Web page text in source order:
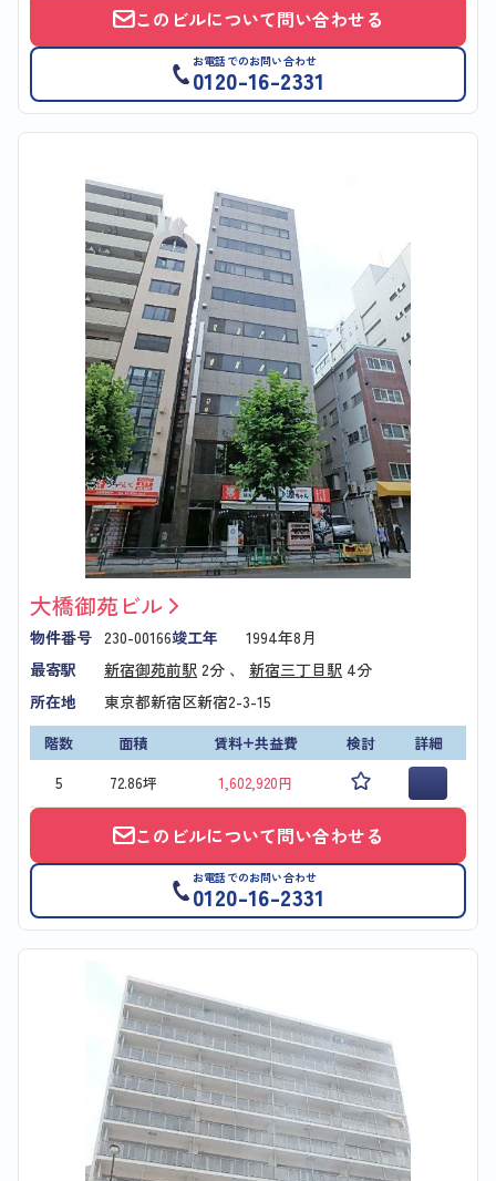
このビルについて問い合わせる
お電話でのお問い合わせ
0120-16-2331
大橋御苑ビル
物件番号 230-00166竣工年
1994年8月
最寄駅
新宿御苑前駅 2分 、 新宿三丁目駅 4分
所在地
東京都新宿区新宿2-3-15
階数 面積 賃料+共益費 検討
詳細
5
72.86坪 1,602,920円
このビルについて問い合わせる
お電話でのお問い合わせ
0120-16-2331